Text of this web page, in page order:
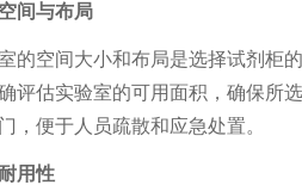
间与布局
空间大小和布局是选择试剂柜的
评估实验室的可用面积，确保所
，便于人员疏散和应急处置。
用性